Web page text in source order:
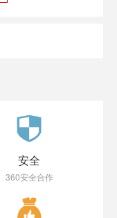
安全
360安全合作